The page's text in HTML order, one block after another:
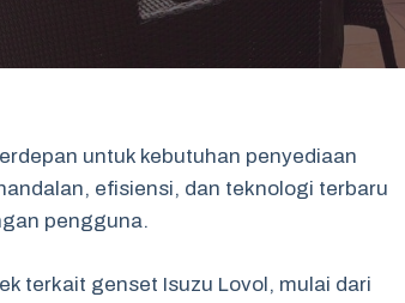
untuk kebutuhan penyediaan
efisiensi, dan teknologi terbaru
pengguna.
terkait genset Isuzu Lovol, mulai dari